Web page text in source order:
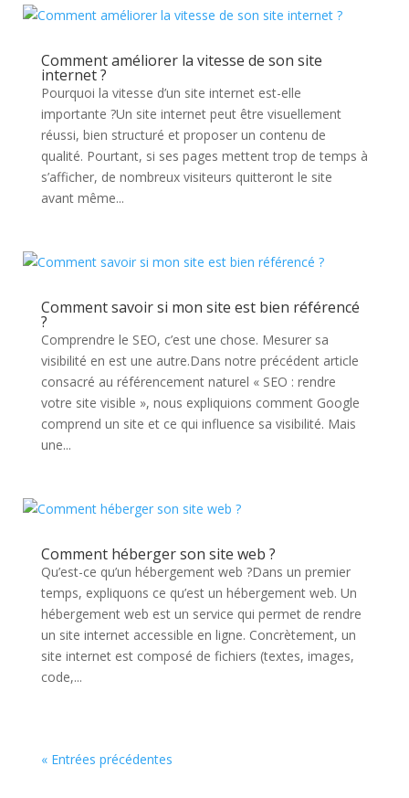
Comment améliorer la vitesse de son site
internet ?
Pourquoi la vitesse d’un site internet est-elle
importante ?Un site internet peut être visuellement
réussi, bien structuré et proposer un contenu de
qualité. Pourtant, si ses pages mettent trop de temps à
s’afficher, de nombreux visiteurs quitteront le site
avant même...
Comment savoir si mon site est bien référencé
?
Comprendre le SEO, c’est une chose. Mesurer sa
visibilité en est une autre.Dans notre précédent article
consacré au référencement naturel « SEO : rendre
votre site visible », nous expliquions comment Google
comprend un site et ce qui influence sa visibilité. Mais
une...
Comment héberger son site web ?
Qu’est-ce qu’un hébergement web ?Dans un premier
temps, expliquons ce qu’est un hébergement web. Un
hébergement web est un service qui permet de rendre
un site internet accessible en ligne. Concrètement, un
site internet est composé de fichiers (textes, images,
code,...
« Entrées précédentes